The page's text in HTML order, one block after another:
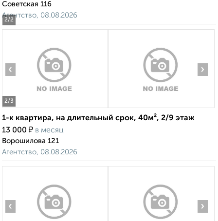
2/2
Советская 116
Агентство, 08.08.2026
2/3
‹ ›
1-к квартира, на длительный срок, 40м², 2/9 этаж
13 000 ₽ в месяц
Ворошилова 121
Агентство, 08.08.2026
‹ ›